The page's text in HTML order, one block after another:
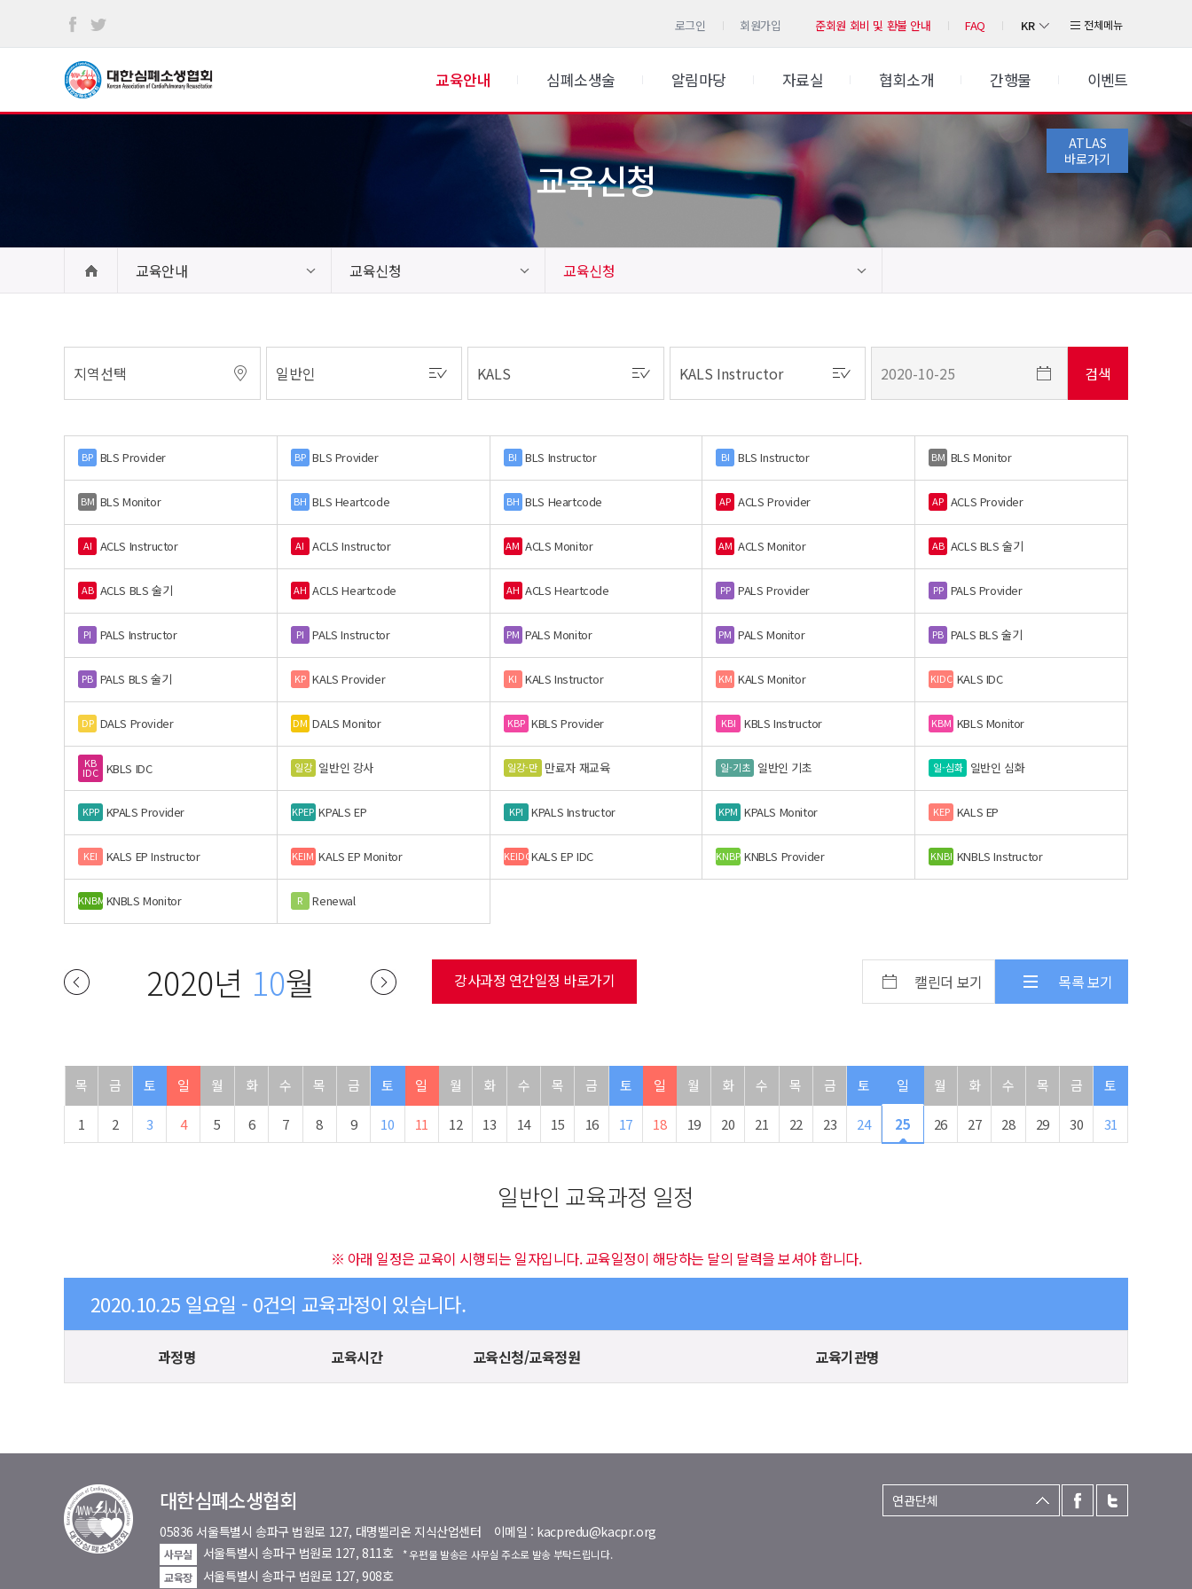
로그인 회원가입 준회원 회비 및 환불 안내 FAQ KR 전체메뉴
교육안내 심폐소생술 알림마당 자료실 협회소개 간행물 이벤트
ATLAS
바로가기
교육신청
교육안내 교육신청 교육신청
BP BLS Provider BP BLS Provider BI BLS Instructor BI BLS Instructor BM BLS Monitor
BM BLS Monitor BH BLS Heartcode BH BLS Heartcode AP ACLS Provider AP ACLS Provider
AI ACLS Instructor AI ACLS Instructor AM ACLS Monitor AM ACLS Monitor AB ACLS BLS 술기
AB ACLS BLS 술기 AH ACLS Heartcode AH ACLS Heartcode PP PALS Provider PP PALS Provider
PI PALS Instructor PI PALS Instructor PM PALS Monitor PM PALS Monitor PB PALS BLS 술기
PB PALS BLS 술기 KP KALS Provider KI KALS Instructor KM KALS Monitor KIDC KALS IDC
DP DALS Provider DM DALS Monitor KBP KBLS Provider KBI KBLS Instructor KBM KBLS Monitor
KB
IDC KBLS IDC 일강 일반인 강사 일강-만 만료자 재교육 일-기초 일반인 기초 일-심화 일반인 심화
KPP KPALS Provider KPEP KPALS EP KPI KPALS Instructor KPM KPALS Monitor KEP KALS EP
KEI KALS EP Instructor KEIM KALS EP Monitor KEIDCKALS EP IDC KNBP KNBLS Provider KNBI KNBLS Instructor
KNBM KNBLS Monitor R Renewal
2020년 10월 강사과정 연간일정 바로가기 캘린더 보기 목록 보기
목 금 토 일 월 화 수 목 금 토 일 월 화 수 목 금 토 일 월 화 수 목 금 토 일 월 화 수 목 금 토
1 2 3 4 5 6 7 8 9 10 11 12 13 14 15 16 17 18 19 20 21 22 23 24 25 26 27 28 29 30 31
일반인 교육과정 일정
※ 아래 일정은 교육이 시행되는 일자입니다. 교육일정이 해당하는 달의 달력을 보셔야 합니다.
2020.10.25 일요일 - 0건의 교육과정이 있습니다.
과정명 교육시간 교육신청/교육정원 교육기관명
대한심폐소생협회
05836 서울특별시 송파구 법원로 127, 대명벨리온 지식산업센터 이메일 : kacpredu@kacpr.org
사무실 서울특별시 송파구 법원로 127, 811호
* 우편물 발송은 사무실 주소로 발송 부탁드립니다.
교육장
서울특별시 송파구 법원로 127, 908호